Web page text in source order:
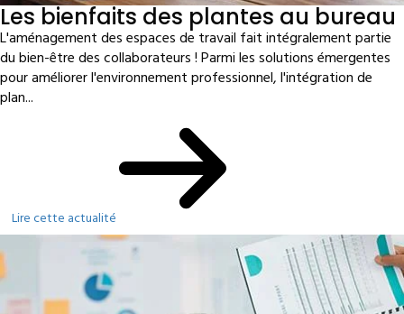
Les bienfaits des plantes au bureau
L'aménagement des espaces de travail fait intégralement partie
du bien-être des collaborateurs ! Parmi les solutions émergentes
pour améliorer l'environnement professionnel, l'intégration de
plan...
Lire cette actualité